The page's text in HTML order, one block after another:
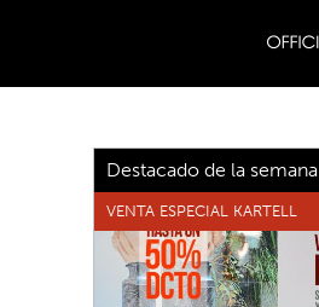
Destacado de la semana
VENTA ESPECIAL KARTELL